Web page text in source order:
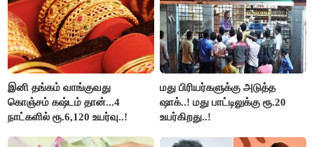
இனி தங்கம் வாங்குவது
கொஞ்சம் கஷ்டம் தான்...4
நாட்களில் ரூ.6,120 உயர்வு..!
மது பிரியர்களுக்கு அடுத்த
ஷாக்..! மது பாட்டிலுக்கு ரூ.20
உயர்கிறது..!